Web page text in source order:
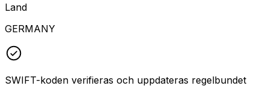
Land
GERMANY
SWIFT-koden verifieras och uppdateras regelbundet